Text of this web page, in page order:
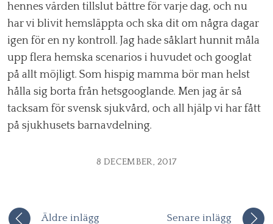
hennes värden tillslut bättre för varje dag, och nu
har vi blivit hemsläppta och ska dit om några dagar
igen för en ny kontroll. Jag hade såklart hunnit måla
upp flera hemska scenarios i huvudet och googlat
på allt möjligt. Som hispig mamma bör man helst
hålla sig borta från hetsgooglande. Men jag är så
tacksam för svensk sjukvård, och all hjälp vi har fått
på sjukhusets barnavdelning.
8 DECEMBER, 2017
Äldre inlägg Senare inlägg